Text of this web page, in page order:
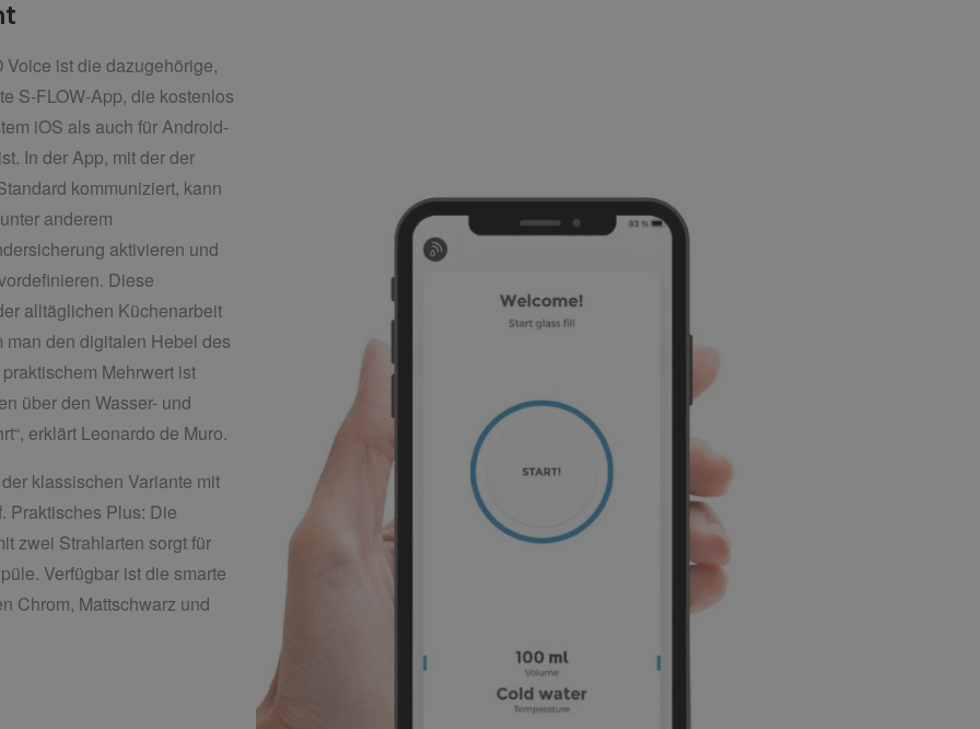
ist die dazugehörige,
S-FLOW-App, die kostenlos
iOS als auch für Android-
In der App, mit der der
kommuniziert, kann
anderem
aktivieren und
Diese
alltäglichen Küchenarbeit
den digitalen Hebel des
Mehrwert ist
über den Wasser- und
erklärt Leonardo de Muro.
klassischen Variante mit
Praktisches Plus: Die
zwei Strahlarten sorgt für
Verfügbar ist die smarte
Chrom, Mattschwarz und